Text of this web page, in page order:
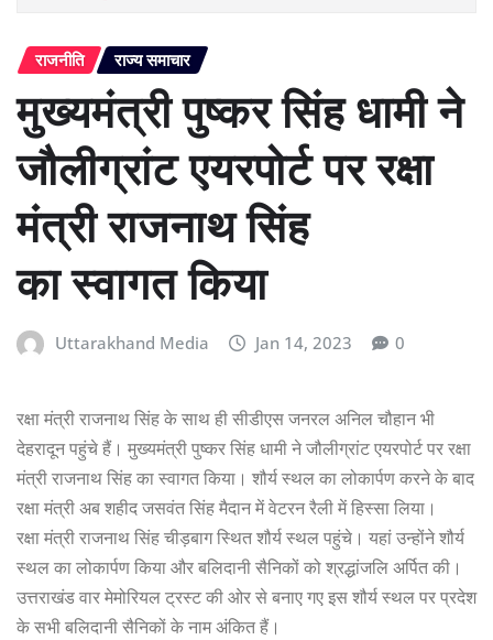
राजनीति राज्य समाचार
मुख्यमंत्री पुष्कर सिंह धामी ने
जौलीग्रांट एयरपोर्ट पर रक्षा
मंत्री राजनाथ सिंह
का स्वागत किया
Uttarakhand Media Jan 14, 2023 0
रक्षा मंत्री राजनाथ सिंह के साथ ही सीडीएस जनरल अनिल चौहान भी
देहरादून पहुंचे हैं। मुख्यमंत्री पुष्कर सिंह धामी ने जौलीग्रांट एयरपोर्ट पर रक्षा
मंत्री राजनाथ सिंह का स्वागत किया। शौर्य स्थल का लोकार्पण करने के बाद
रक्षा मंत्री अब शहीद जसवंत सिंह मैदान में वेटरन रैली में हिस्सा लिया।
रक्षा मंत्री राजनाथ सिंह चीड़बाग स्थित शौर्य स्थल पहुंचे। यहां उन्होंने शौर्य
स्थल का लोकार्पण किया और बलिदानी सैनिकों को श्रद्धांजलि अर्पित की।
उत्तराखंड वार मेमोरियल ट्रस्ट की ओर से बनाए गए इस शौर्य स्थल पर प्रदेश
के सभी बलिदानी सैनिकों के नाम अंकित हैं।